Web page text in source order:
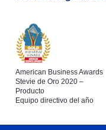
American Business Awards
Stevie de Oro 2020 –
Producto
Equipo directivo del año